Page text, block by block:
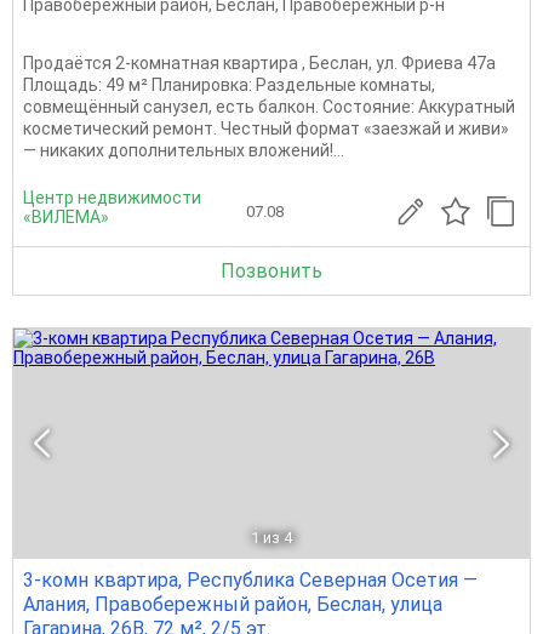
Правобережный район, Беслан, Правобережный р-н
Продаётся 2-комнатная квартира , Беслан, ул. Фриева 47а
Площадь: 49 м² Планировка: Раздельные комнаты,
совмещённый санузел, есть балкон. Состояние: Аккуратный
косметический ремонт. Честный формат «заезжай и живи»
— никаких дополнительных вложений!...
Центр недвижимости
«ВИЛЕМА»
07.08
Позвонить
1 из 4
3-комн квартира, Республика Северная Осетия —
Алания, Правобережный район, Беслан, улица
Гагарина, 26В, 72 м², 2/5 эт.